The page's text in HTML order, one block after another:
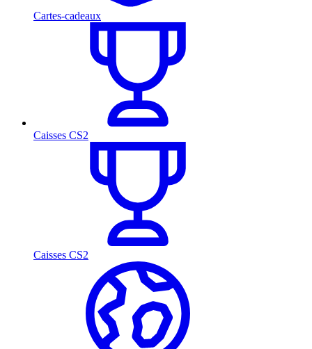
Cartes-cadeaux
Caisses CS2
Caisses CS2